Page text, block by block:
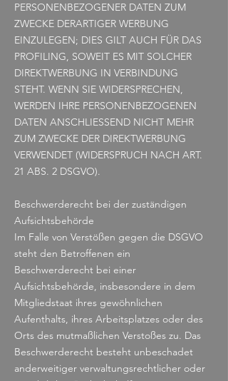
PERSONENBEZOGENER DATEN ZUM
ZWECKE DERARTIGER WERBUNG
EINZULEGEN; DIES GILT AUCH FÜR DAS
PROFILING, SOWEIT ES MIT SOLCHER
DIREKTWERBUNG IN VERBINDUNG
STEHT. WENN SIE WIDERSPRECHEN,
WERDEN IHRE PERSONENBEZOGENEN
DATEN ANSCHLIESSEND NICHT MEHR
ZUM ZWECKE DER DIREKTWERBUNG
VERWENDET (WIDERSPRUCH NACH ART.
21 ABS. 2 DSGVO).
Beschwerderecht bei der zuständigen
Aufsichtsbehörde
Im Falle von Verstößen gegen die DSGVO
steht den Betroffenen ein
Beschwerderecht bei einer
Aufsichtsbehörde, insbesondere in dem
Mitgliedstaat ihres gewöhnlichen
Aufenthalts, ihres Arbeitsplatzes oder des
Orts des mutmaßlichen Verstoßes zu. Das
Beschwerderecht besteht unbeschadet
anderweitiger verwaltungsrechtlicher oder